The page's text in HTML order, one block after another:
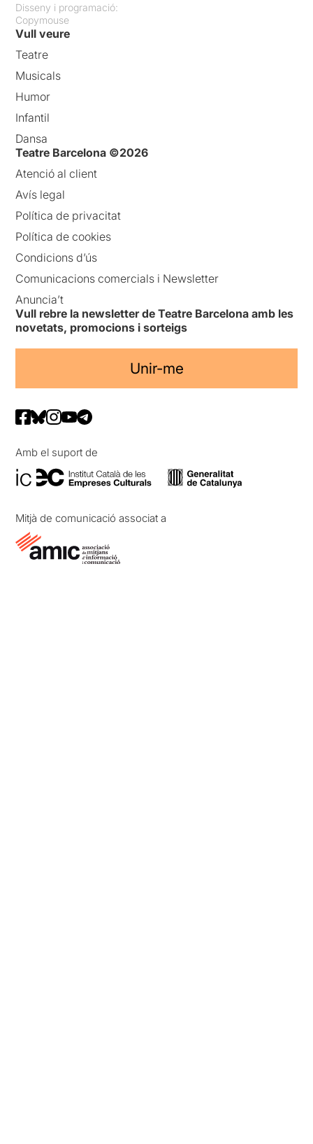
Disseny i programació:
Copymouse
Vull veure
Teatre
Musicals
Humor
Infantil
Dansa
Teatre Barcelona ©2026
Atenció al client
Avís legal
Política de privacitat
Política de cookies
Condicions d’ús
Comunicacions comercials i Newsletter
Anuncia’t
Vull rebre la newsletter de Teatre Barcelona amb les
novetats, promocions i sorteigs
Unir-me
Amb el suport de
Mitjà de comunicació associat a